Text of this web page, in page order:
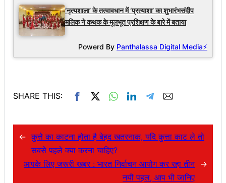
‘नृत्यशाला’ के तत्वावधान में ‘प्रत्याशा’ का शुभारंभसंदीप
मलिक ने कथक के मूलभूत प्रशिक्षण के बारे में बताया
Powerd By Panthalassa Digital Media⚡
SHARE THIS:
← कुत्ते का काटना होता है बेहद खतरनाक, यदि कुत्ता काट ले तो
सबसे पहले क्या करना चाहिए?
आपके लिए जरूरी खबर : भारत निर्वाचन आयोग कर रहा तीन
नयी पहल, आप भी जानिए
→